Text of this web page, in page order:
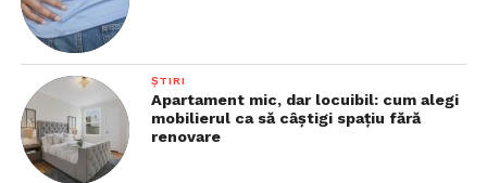
ȘTIRI
Apartament mic, dar locuibil: cum alegi
mobilierul ca să câștigi spațiu fără
renovare